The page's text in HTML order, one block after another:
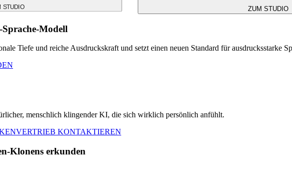
STUDIO
ZUM STUDIO
Sprache-Modell
Tiefe und reiche Ausdruckskraft und setzt einen neuen Standard für ausdrucksstarke
menschlich klingender KI, die sich wirklich persönlich anfühlt.
VERTRIEB KONTAKTIEREN
Klonens erkunden